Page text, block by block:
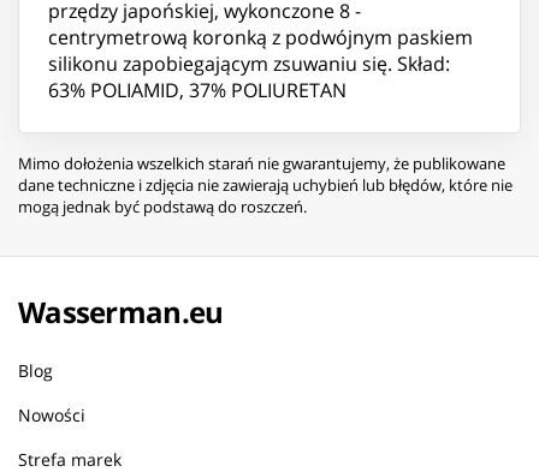
przędzy japońskiej, wykonczone 8 -
centrymetrową koronką z podwójnym paskiem
silikonu zapobiegającym zsuwaniu się. Skład:
63% POLIAMID, 37% POLIURETAN
Mimo dołożenia wszelkich starań nie gwarantujemy, że publikowane
dane techniczne i zdjęcia nie zawierają uchybień lub błędów, które nie
mogą jednak być podstawą do roszczeń.
Wasserman.eu
Blog
Nowości
Strefa marek